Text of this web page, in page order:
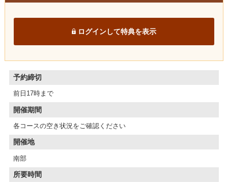
ログインして特典を表示
予約締切
前日17時まで
開催期間
各コースの空き状況をご確認ください
開催地
南部
所要時間